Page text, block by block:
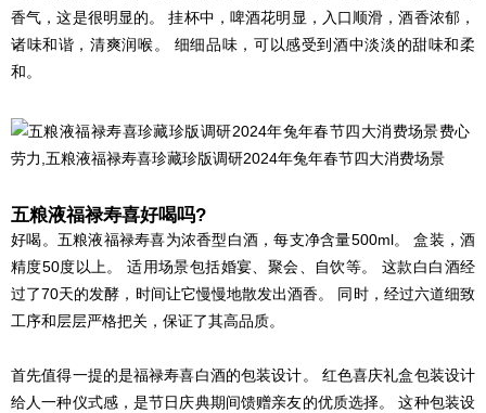
香气，这是很明显的。 挂杯中，啤酒花明显，入口顺滑，酒香浓郁，
诸味和谐，清爽润喉。 细细品味，可以感受到酒中淡淡的甜味和柔
和。
五粮液福禄寿喜好喝吗?
好喝。五粮液福禄寿喜为浓香型白酒，每支净含量500ml。 盒装，酒
精度50度以上。 适用场景包括婚宴、聚会、自饮等。 这款白白酒经
过了70天的发酵，时间让它慢慢地散发出酒香。 同时，经过六道细致
工序和层层严格把关，保证了其高品质。
首先值得一提的是福禄寿喜白酒的包装设计。 红色喜庆礼盒包装设计
给人一种仪式感，是节日庆典期间馈赠亲友的优质选择。 这种包装设